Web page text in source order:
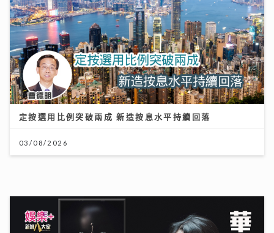
定按選用比例突破兩成 新造按息水平持續回落
03/08/2026